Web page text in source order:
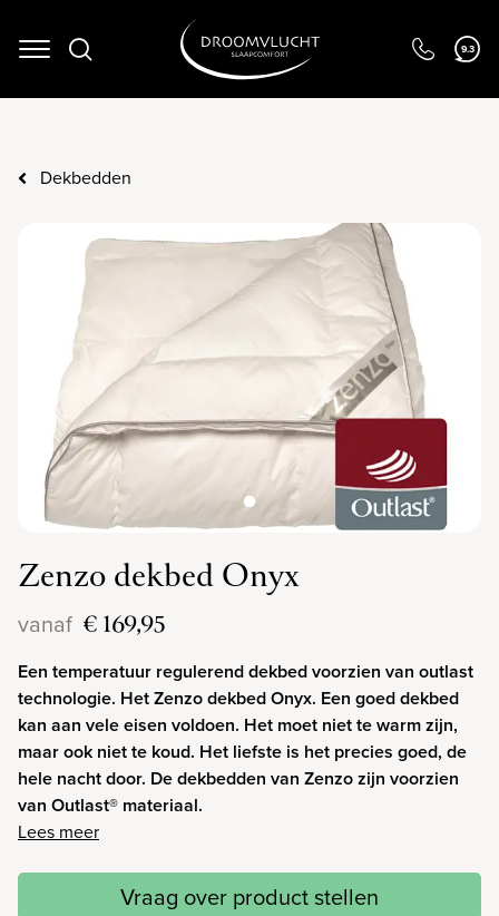
Navigation 9.3
Dekbedden
Zenzo dekbed Onyx
vanaf € 169,95
Een temperatuur regulerend dekbed voorzien van outlast
technologie. Het Zenzo dekbed Onyx. Een goed dekbed
kan aan vele eisen voldoen. Het moet niet te warm zijn,
maar ook niet te koud. Het liefste is het precies goed, de
hele nacht door. De dekbedden van Zenzo zijn voorzien
van Outlast® materiaal.
Lees meer
Vraag over product stellen